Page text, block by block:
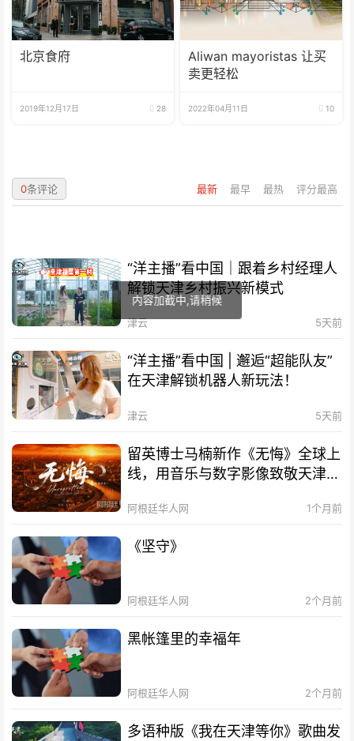
北京食府
2019年12月17日 28
Aliwan mayoristas 让买
卖更轻松
2022年04月11日 10
最新 最早 最热 评分最高
0条评论
“洋主播”看中国｜跟着乡村经理人
解锁天津乡村振兴新模式
津云 5天前
“洋主播”看中国 | 邂逅“超能队友”
在天津解锁机器人新玩法！
津云 5天前
留英博士马楠新作《无悔》全球上
线，用音乐与数字影像致敬天津海
阿根廷华人网 1个月前
《坚守》
阿根廷华人网 2个月前
黑帐篷里的幸福年
阿根廷华人网 2个月前
多语种版《我在天津等你》歌曲发
内容加截中,请稍候